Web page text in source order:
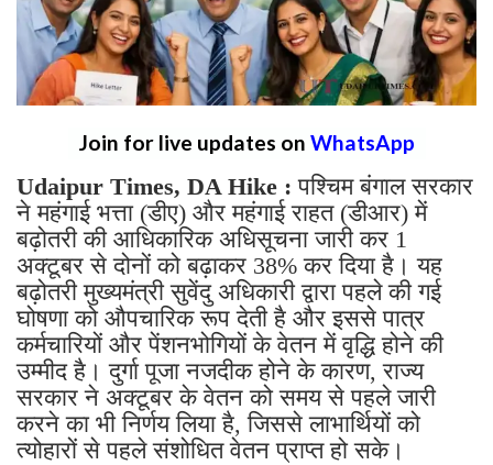
Join for live updates on WhatsApp
Udaipur Times, DA Hike : पश्चिम बंगाल सरकार
ने महंगाई भत्ता (डीए) और महंगाई राहत (डीआर) में
बढ़ोतरी की आधिकारिक अधिसूचना जारी कर 1
अक्टूबर से दोनों को बढ़ाकर 38% कर दिया है। यह
बढ़ोतरी मुख्यमंत्री सुवेंदु अधिकारी द्वारा पहले की गई
घोषणा को औपचारिक रूप देती है और इससे पात्र
कर्मचारियों और पेंशनभोगियों के वेतन में वृद्धि होने की
उम्मीद है। दुर्गा पूजा नजदीक होने के कारण, राज्य
सरकार ने अक्टूबर के वेतन को समय से पहले जारी
करने का भी निर्णय लिया है, जिससे लाभार्थियों को
त्योहारों से पहले संशोधित वेतन प्राप्त हो सके।